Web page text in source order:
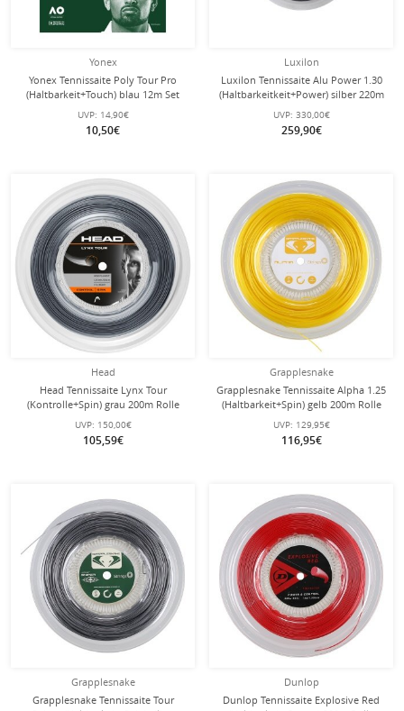
Yonex
Yonex Tennissaite Poly Tour Pro
(Haltbarkeit+Touch) blau 12m Set
UVP: 14,90€
10,50€
Luxilon
Luxilon Tennissaite Alu Power 1.30
(Haltbarkeitkeit+Power) silber 220m
Rolle
UVP: 330,00€
259,90€
Head
Head Tennissaite Lynx Tour
(Kontrolle+Spin) grau 200m Rolle
UVP: 150,00€
105,59€
Grapplesnake
Grapplesnake Tennissaite Alpha 1.25
(Haltbarkeit+Spin) gelb 200m Rolle
UVP: 129,95€
116,95€
Grapplesnake
Grapplesnake Tennissaite Tour
Dunlop
Dunlop Tennissaite Explosive Red